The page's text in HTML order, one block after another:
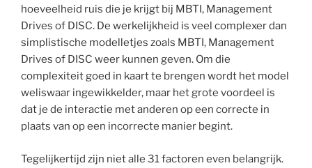
hoeveelheid ruis die je krijgt bij MBTI, Management
Drives of DISC. De werkelijkheid is veel complexer dan
simplistische modelletjes zoals MBTI, Management
Drives of DISC weer kunnen geven. Om die
complexiteit goed in kaart te brengen wordt het model
weliswaar ingewikkelder, maar het grote voordeel is
dat je de interactie met anderen op een correcte in
plaats van op een incorrecte manier begint.
Tegelijkertijd zijn niet alle 31 factoren even belangrijk.